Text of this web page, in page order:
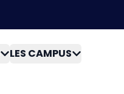
LES CAMPUS